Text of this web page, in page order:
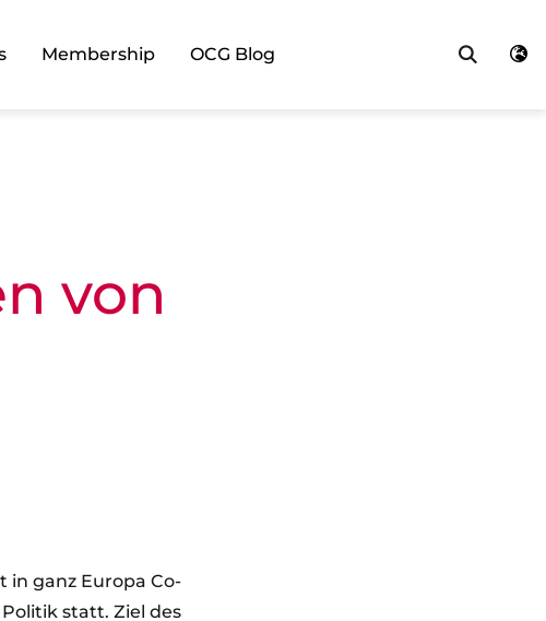
Membership OCG Blog
von
in ganz Europa Co-
statt. Ziel des